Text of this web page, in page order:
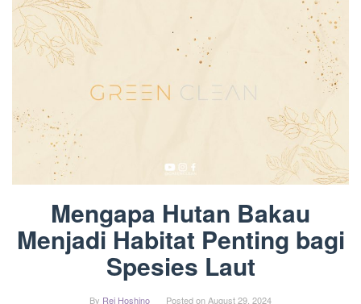
Mengapa Hutan Bakau
Menjadi Habitat Penting bagi
Spesies Laut
By Rei Hoshino Posted onAugust 29, 2024